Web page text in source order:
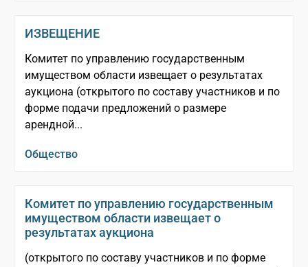
ИЗВЕЩЕНИЕ
Комитет по управлению государственным
имуществом области извещает о результатах
аукциона (открытого по составу участников и по
форме подачи предложений о размере
арендной...
Общество
Комитет по управлению государственным
имуществом области извещает о
результатах аукциона
(открытого по составу участников и по форме